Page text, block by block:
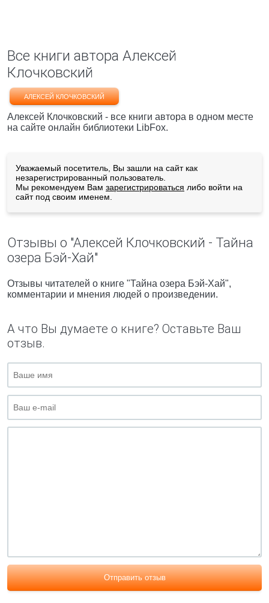
Все книги автора Алексей
Клочковский
АЛЕКСЕЙ КЛОЧКОВСКИЙ
Алексей Клочковский - все книги автора в одном месте
на сайте онлайн библиотеки LibFox.
Уважаемый посетитель, Вы зашли на сайт как
незарегистрированный пользователь.
Мы рекомендуем Вам зарегистрироваться либо войти на
сайт под своим именем.
Отзывы о "Алексей Клочковский - Тайна
озера Бэй-Хай"
Отзывы читателей о книге "Тайна озера Бэй-Хай",
комментарии и мнения людей о произведении.
А что Вы думаете о книге? Оставьте Ваш
отзыв.
Отправить отзыв